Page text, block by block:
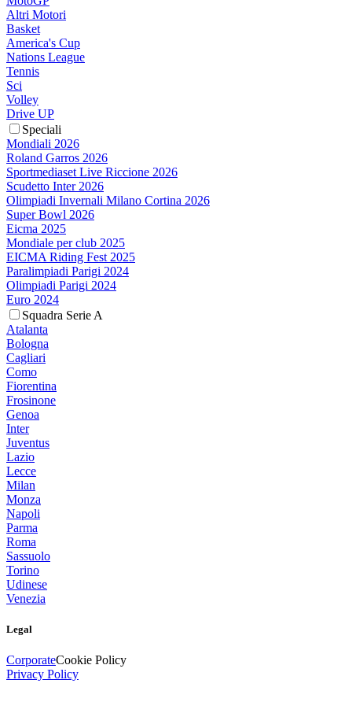
Altri Motori
Basket
America's Cup
Nations League
Tennis
Sci
Volley
Drive UP
Speciali
Mondiali 2026
Roland Garros 2026
Sportmediaset Live Riccione 2026
Scudetto Inter 2026
Olimpiadi Invernali Milano Cortina 2026
Super Bowl 2026
Eicma 2025
Mondiale per club 2025
EICMA Riding Fest 2025
Paralimpiadi Parigi 2024
Olimpiadi Parigi 2024
Euro 2024
Squadra Serie A
Atalanta
Bologna
Cagliari
Como
Fiorentina
Frosinone
Genoa
Inter
Juventus
Lazio
Lecce
Milan
Monza
Napoli
Parma
Roma
Sassuolo
Torino
Udinese
Venezia
Legal
CorporateCookie Policy
Privacy Policy